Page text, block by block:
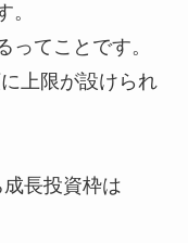
。
ってことです。
上限が設けられ
長投資枠は